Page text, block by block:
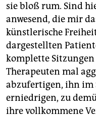
sie bloß rum. Sind
anwesend, die mir
künstlerische
dargestellten
komplette
Therapeuten mal
abzufertigen, ihn im
erniedrigen, zu
ihre vollkommene